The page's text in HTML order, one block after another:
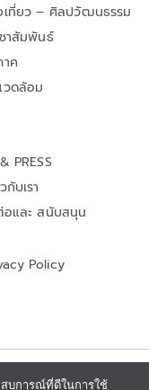
เที่ยว – ศิลปวัฒนธรรม
าสัมพันธ์
ค
ดล้อม
PRESS
กับเรา
และ สนับสนุน
Policy
บการณ์ที่ดีในการใช้